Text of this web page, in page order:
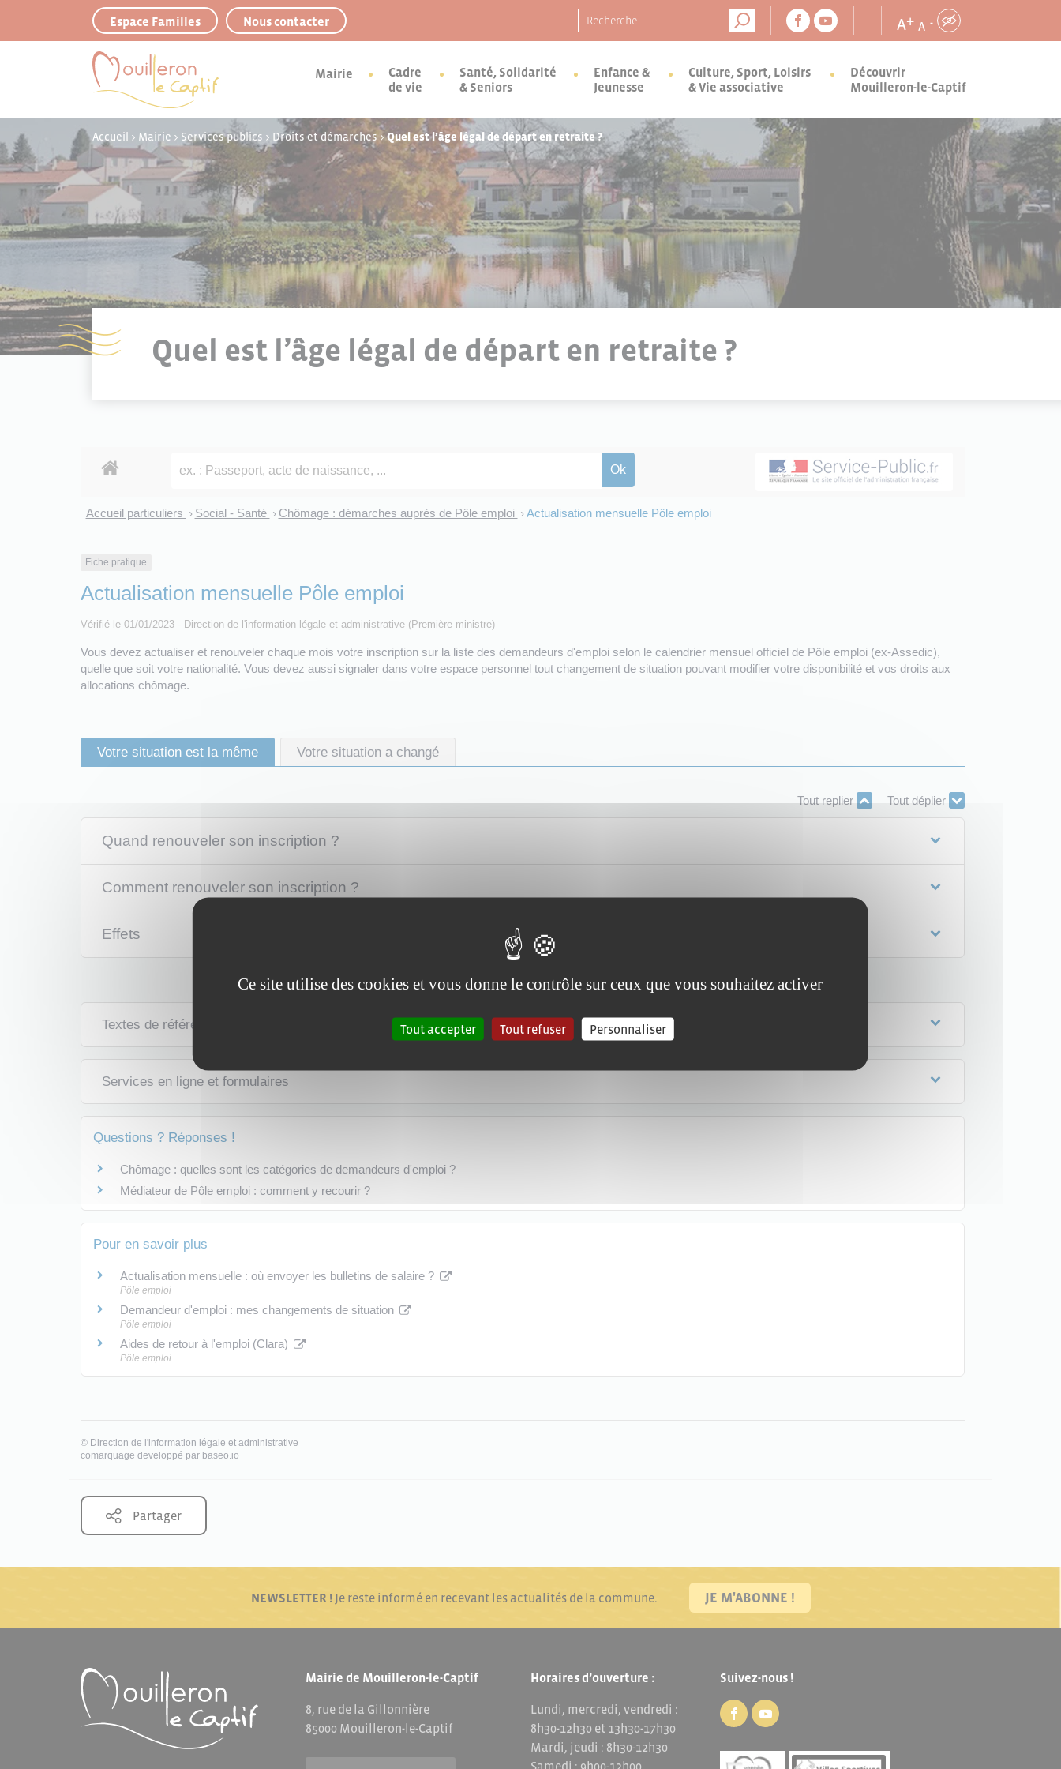
Espace Familles Nous contacter Recherche pour : A+ A -
Mairie
Cadre
de vie
Santé, Solidarité
& Seniors
Enfance &
Jeunesse
Culture, Sport, Loisirs
& Vie associative
Découvrir
Mouilleron-le-Captif
Accueil > Mairie > Services publics > Droits et démarches >Quel est l’âge légal de départ en retraite ?
Quel est l’âge légal de départ en retraite ?
Accueil particuliers > Social - Santé > Chômage : démarches auprès de Pôle emploi > Actualisation mensuelle Pôle emploi
Fiche pratique
Actualisation mensuelle Pôle emploi
Vérifié le 01/01/2023 - Direction de l'information légale et administrative (Première ministre)
Vous devez actualiser et renouveler chaque mois votre inscription sur la liste des demandeurs d'emploi selon le calendrier mensuel officiel de Pôle emploi (ex-Assedic),
quelle que soit votre nationalité. Vous devez aussi signaler dans votre espace personnel tout changement de situation pouvant modifier votre disponibilité et vos droits aux
allocations chômage.
Votre situation est la même Votre situation a changé
Tout replier Tout déplier
Quand renouveler son inscription ?
Comment renouveler son inscription ?
Effets
Textes de référence
Services en ligne et formulaires
Questions ? Réponses !
Chômage : quelles sont les catégories de demandeurs d'emploi ?
Médiateur de Pôle emploi : comment y recourir ?
Pour en savoir plus
Actualisation mensuelle : où envoyer les bulletins de salaire ?
Pôle emploi
Demandeur d'emploi : mes changements de situation
Pôle emploi
Aides de retour à l'emploi (Clara)
Pôle emploi
© Direction de l'information légale et administrative
comarquage developpé par baseo.io
Partager
NEWSLETTER !Je reste informé en recevant les actualités de la commune. JE M'ABONNE !
Mairie de Mouilleron-le-Captif
8, rue de la Gillonnière
85000 Mouilleron-le-Captif
Horaires d’ouverture :
Lundi, mercredi, vendredi :
8h30-12h30 et 13h30-17h30
Mardi, jeudi : 8h30-12h30
Samedi : 9h00-12h00
Suivez-nous !
Panneau de gestion des cookies
Ce site utilise des cookies et vous donne le contrôle sur ceux que vous souhaitez activer
Tout accepter Tout refuser Personnaliser